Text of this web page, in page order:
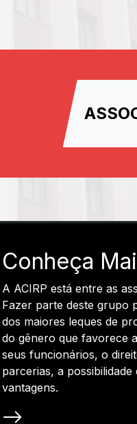
Conheça
A ACIRP está entre as
Fazer parte deste grupo
dos maiores leques de
do gênero que favorece
seus funcionários, o
parcerias, a
vantagens.